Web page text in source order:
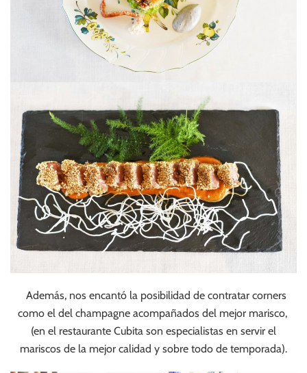
Además, nos encantó la posibilidad de contratar corners
como el del champagne acompañados del mejor marisco,
(en el restaurante Cubita son especialistas en servir el
mariscos de la mejor calidad y sobre todo de temporada).